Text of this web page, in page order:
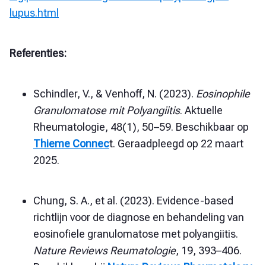
lupus.html
Referenties:
Schindler, V., & Venhoff, N. (2023). Eosinophile
Granulomatose mit Polyangiitis. Aktuelle
Rheumatologie, 48(1), 50–59. Beschikbaar op
Thieme Connect. Geraadpleegd op 22 maart
2025.
Chung, S. A., et al. (2023). Evidence-based
richtlijn voor de diagnose en behandeling van
eosinofiele granulomatose met polyangiitis.
Nature Reviews Reumatologie, 19, 393–406.